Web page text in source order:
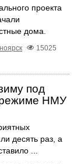
проекта
дома.
15025
под
режиме НМУ
десять раз, а
...